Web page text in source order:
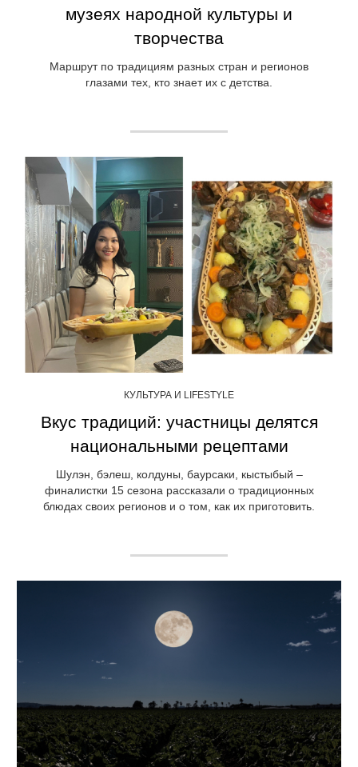
музеях народной культуры и
творчества
Маршрут по традициям разных стран и регионов
глазами тех, кто знает их с детства.
КУЛЬТУРА И LIFESTYLE
Вкус традиций: участницы делятся
национальными рецептами
Шулэн, бэлеш, колдуны, баурсаки, кыстыбый –
финалистки 15 сезона рассказали о традиционных
блюдах своих регионов и о том, как их приготовить.